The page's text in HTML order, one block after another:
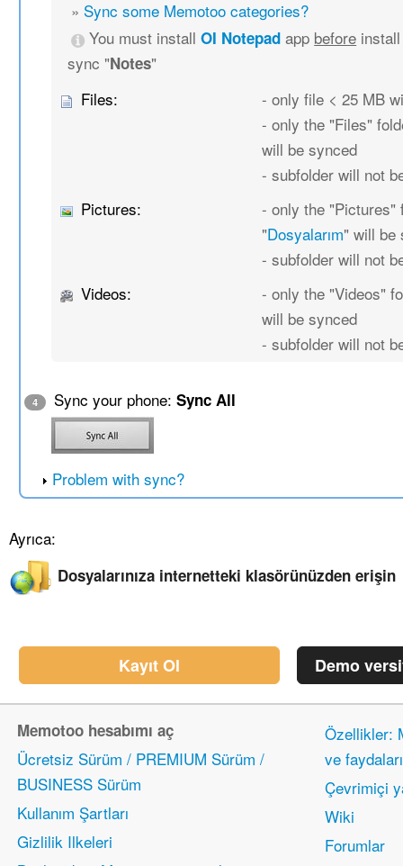
» Sync some Memotoo categories?
You must installOI Notepad app before
sync "Notes"
Files:
- only file < 25 MB
- only the "Files"
will be synced
- subfolder will not
Pictures:
- only the "Pictures"
"Dosyalarım" will be
- subfolder will not
Videos:
- only the "Videos"
will be synced
- subfolder will not
4 Sync your phone:Sync All
Problem with sync?
Ayrıca:
Dosyalarınıza internetteki klasörünüzden erişin
Kayıt Ol Demo
Memotoo hesabımı aç
Ücretsiz Sürüm / PREMIUM Sürüm /
BUSINESS Sürüm
Kullanım Şartları
Gizlilik Ilkeleri
Özellikler:
ve faydaları
Çevrimiçi
Wiki
Forumlar